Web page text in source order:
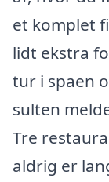
et komplet
lidt ekstra
tur i spaen
sulten
Tre
aldrig er